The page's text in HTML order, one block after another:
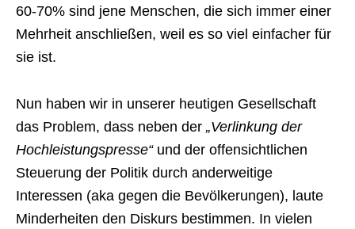
60-70% sind jene Menschen, die sich immer einer
Mehrheit anschließen, weil es so viel einfacher für
sie ist.
Nun haben wir in unserer heutigen Gesellschaft
das Problem, dass neben der „Verlinkung der
Hochleistungspresse“und der offensichtlichen
Steuerung der Politik durch anderweitige
Interessen (aka gegen die Bevölkerungen), laute
Minderheiten den Diskurs bestimmen. In vielen